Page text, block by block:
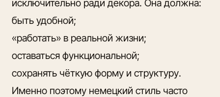
исключительно ради декора. Она должна:
быть удобной;
«работать» в реальной жизни;
оставаться функциональной;
сохранять чёткую форму и структуру.
Именно поэтому немецкий стиль часто